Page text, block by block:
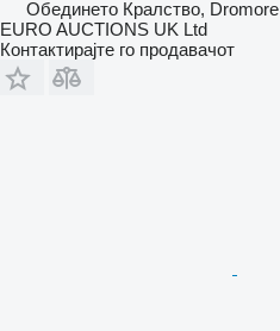
Обединето Кралство, Dromore
EURO AUCTIONS UK Ltd
Контактирајте го продавачот